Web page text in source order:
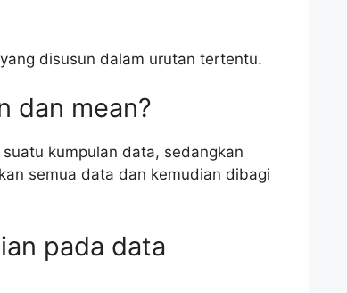
disusun dalam urutan tertentu.
dan mean?
kumpulan data, sedangkan
semua data dan kemudian dibagi
pada data